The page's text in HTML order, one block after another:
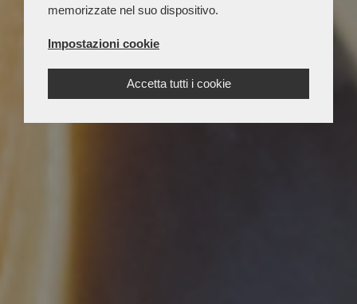
memorizzate nel suo dispositivo.
Impostazioni cookie
Accetta tutti i cookie